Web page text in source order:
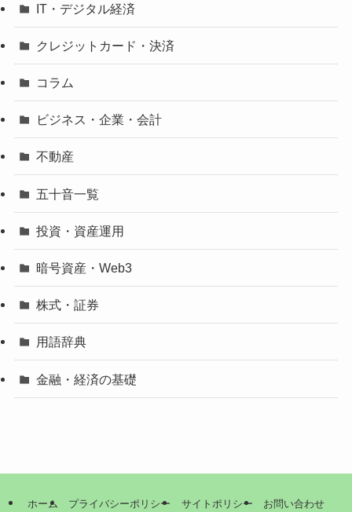
IT・デジタル経済
クレジットカード・決済
コラム
ビジネス・企業・会計
不動産
五十音一覧
投資・資産運用
暗号資産・Web3
株式・証券
用語辞典
金融・経済の基礎
ホーム プライバシーポリシー サイトポリシー お問い合わせ